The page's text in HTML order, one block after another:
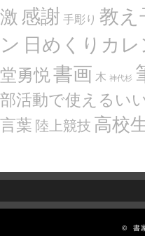
激 感謝 手彫り 教え
ン 日めくりカ
堂勇悦書画 木 神代杉
部活動で使えるい
言葉 陸上競技 高校
© 書